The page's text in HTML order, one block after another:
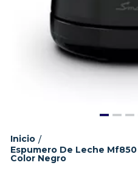
Inicio /
Espumero De Leche
Color Negro